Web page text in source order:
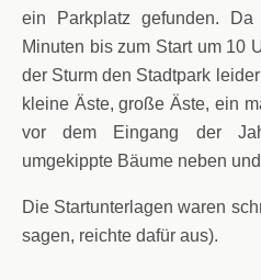
ein Parkplatz gefunden.
Minuten bis zum Start um 10
der Sturm den Stadtpark
kleine Äste, große Äste, ein
vor dem Eingang der
umgekippte Bäume neben
Die Startunterlagen waren
sagen, reichte dafür aus).